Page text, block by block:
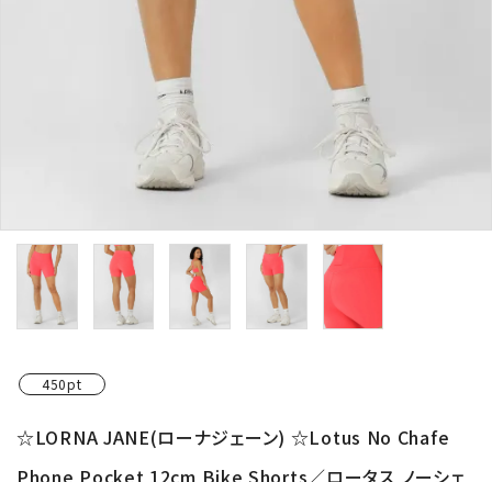
450pt
☆LORNA JANE(ローナジェーン) ☆Lotus No Chafe
Phone Pocket 12cm Bike Shorts／ロータス ノーシェ